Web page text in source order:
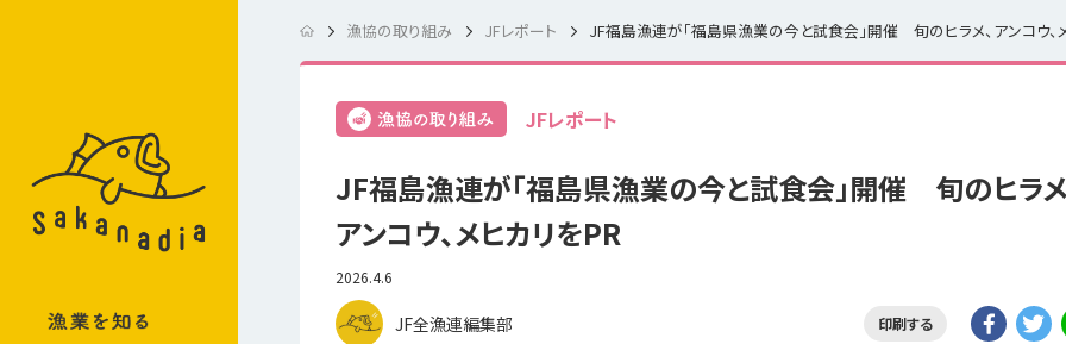
漁協の取り組み JFレポート
JFレポート
JF福島漁連が「福島県漁業の今と試食会」開催 旬のヒラメ
アンコウ、メヒカリをPR
2026.4.6
JF全漁連編集部 印刷する